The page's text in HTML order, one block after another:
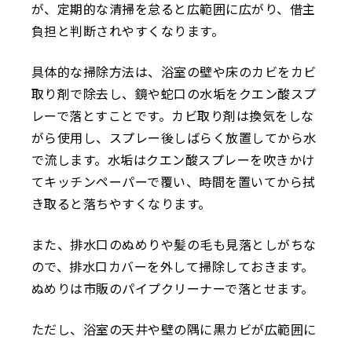
が、定期的な清掃を怠ると広範囲に広がり、借主
負担と判断されやすくなります。
具体的な掃除方法は、浴室の壁や床のカビをカビ
取り剤で除去し、鏡や蛇口の水垢をクエン酸スプ
レーで落とすことです。カビ取り剤は換気をしな
がら使用し、スプレー後しばらく放置してから水
で流します。水垢はクエン酸スプレーを吹きかけ
てキッチンペーパーで覆い、時間を置いてから拭
き取ると落ちやすくなります。
また、排水口のぬめりや髪の毛も見落としがちな
ので、排水口カバーを外して掃除しておきます。
ぬめりは市販のパイプクリーナーで落とせます。
ただし、浴室の天井や壁の隅に黒カビが広範囲に